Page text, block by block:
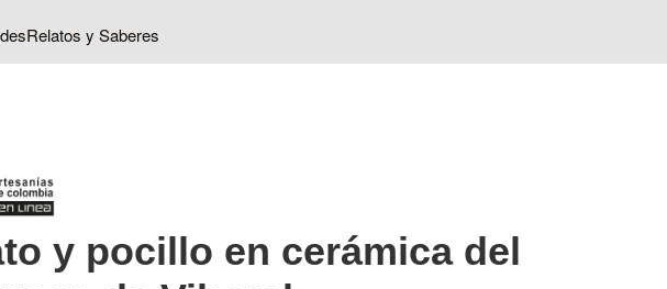
Relatos y Saberes
y pocillo en cerámica del